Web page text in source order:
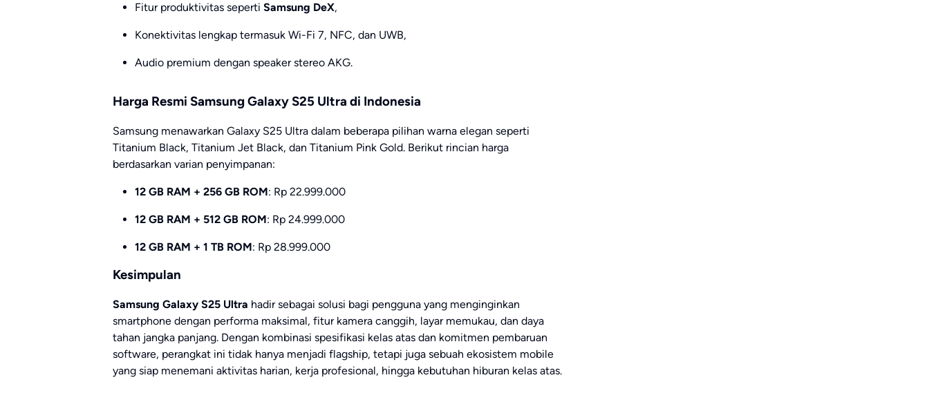
Fitur produktivitas seperti Samsung DeX,
Konektivitas lengkap termasuk Wi-Fi 7, NFC, dan UWB,
Audio premium dengan speaker stereo AKG.
Harga Resmi Samsung Galaxy S25 Ultra di Indonesia
Samsung menawarkan Galaxy S25 Ultra dalam beberapa pilihan warna elegan seperti
Titanium Black, Titanium Jet Black, dan Titanium Pink Gold. Berikut rincian harga
berdasarkan varian penyimpanan:
12 GB RAM + 256 GB ROM: Rp 22.999.000
12 GB RAM + 512 GB ROM: Rp 24.999.000
12 GB RAM + 1 TB ROM: Rp 28.999.000
Kesimpulan
Samsung Galaxy S25 Ultra hadir sebagai solusi bagi pengguna yang menginginkan
smartphone dengan performa maksimal, fitur kamera canggih, layar memukau, dan daya
tahan jangka panjang. Dengan kombinasi spesifikasi kelas atas dan komitmen pembaruan
software, perangkat ini tidak hanya menjadi flagship, tetapi juga sebuah ekosistem mobile
yang siap menemani aktivitas harian, kerja profesional, hingga kebutuhan hiburan kelas atas.